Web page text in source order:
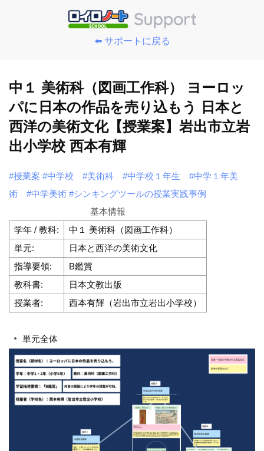
⬅️ サポートに戻る
中１ 美術科（図画工作科） ヨーロッ
パに日本の作品を売り込もう 日本と
西洋の美術文化【授業案】岩出市立岩
出小学校 西本有輝
#授業案 #中学校 #美術科 #中学校１年生
#中学１年美
術
#中学美術 #シンキングツールの授業実践事例
基本情報
学年 / 教科:
中１ 美術科（図画工作科）
単元:
日本と西洋の美術文化
指導要領:
B鑑賞
教科書:
日本文教出版
授業者:
西本有輝（岩出市立岩出小学校）
単元全体